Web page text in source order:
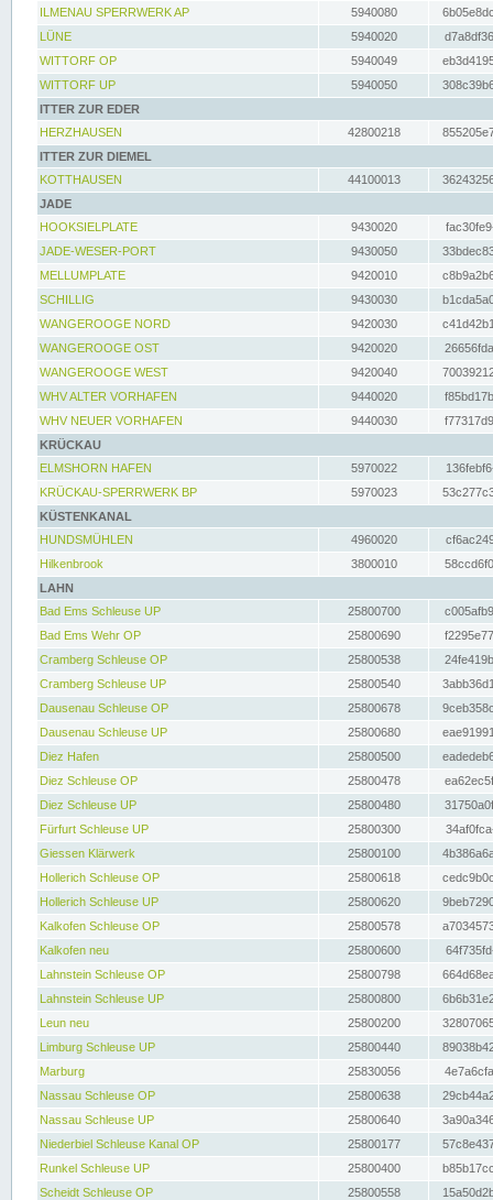
ILMENAU SPERRWERK AP
5940080
LÜNE
5940020
WITTORF OP
5940049
WITTORF UP
5940050
ITTER ZUR EDER
HERZHAUSEN
42800218
ITTER ZUR DIEMEL
KOTTHAUSEN
44100013
JADE
HOOKSIELPLATE
9430020
JADE-WESER-PORT
9430050
MELLUMPLATE
9420010
SCHILLIG
9430030
WANGEROOGE NORD
9420030
WANGEROOGE OST
9420020
WANGEROOGE WEST
9420040
WHV ALTER VORHAFEN
9440020
WHV NEUER VORHAFEN
9440030
KRÜCKAU
ELMSHORN HAFEN
5970022
KRÜCKAU-SPERRWERK BP
5970023
KÜSTENKANAL
HUNDSMÜHLEN
4960020
Hilkenbrook
3800010
LAHN
Bad Ems Schleuse UP
25800700
Bad Ems Wehr OP
25800690
Cramberg Schleuse OP
25800538
Cramberg Schleuse UP
25800540
Dausenau Schleuse OP
25800678
Dausenau Schleuse UP
25800680
Diez Hafen
25800500
Diez Schleuse OP
25800478
Diez Schleuse UP
25800480
Fürfurt Schleuse UP
25800300
Giessen Klärwerk
25800100
Hollerich Schleuse OP
25800618
Hollerich Schleuse UP
25800620
Kalkofen Schleuse OP
25800578
Kalkofen neu
25800600
Lahnstein Schleuse OP
25800798
Lahnstein Schleuse UP
25800800
Leun neu
25800200
Limburg Schleuse UP
25800440
Marburg
25830056
Nassau Schleuse OP
25800638
Nassau Schleuse UP
25800640
Niederbiel Schleuse Kanal OP
25800177
Runkel Schleuse UP
25800400
Scheidt Schleuse OP
25800558